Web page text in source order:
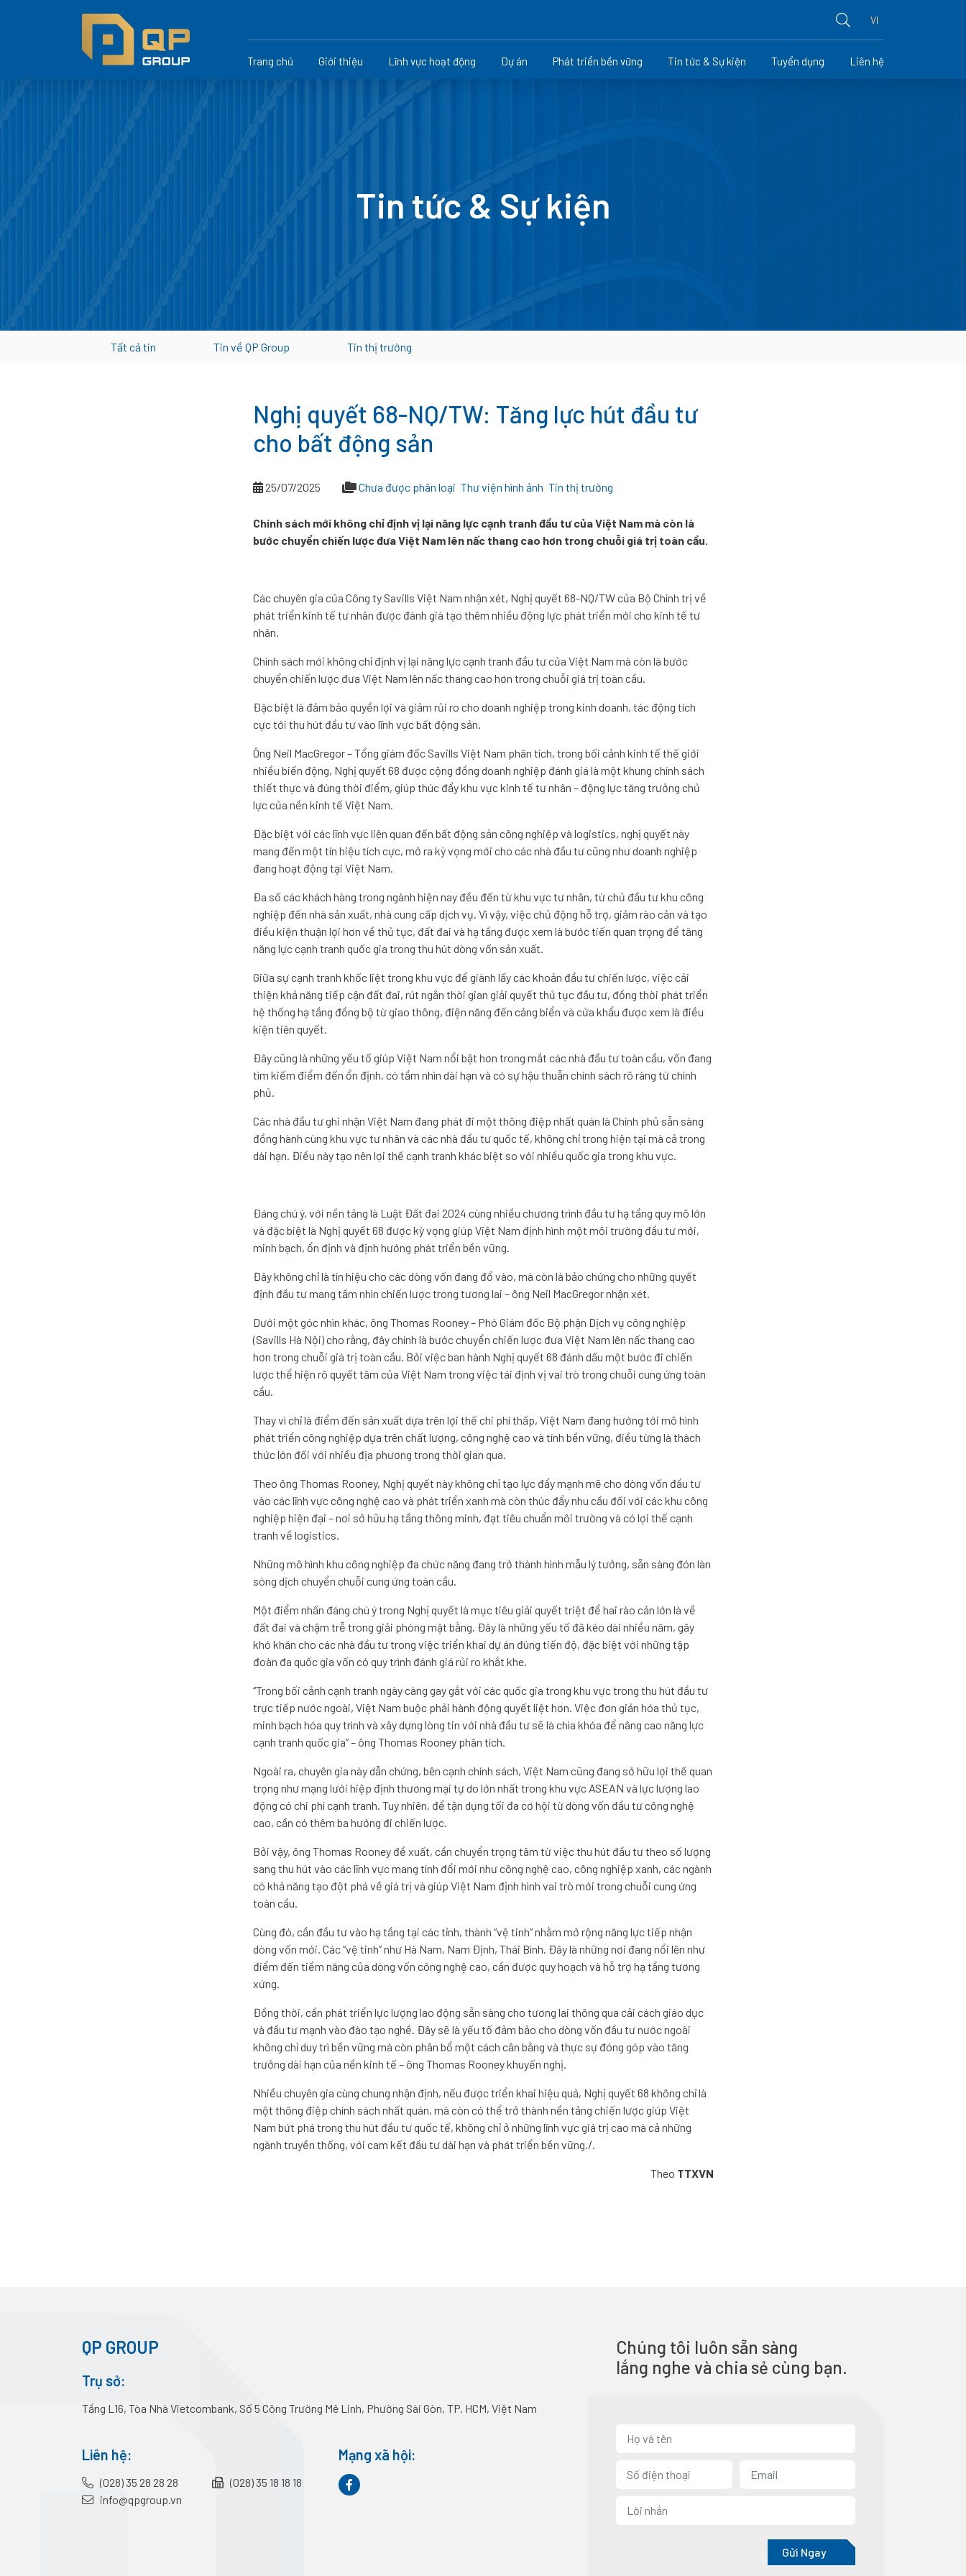
VI
Trang chủ Giới thiệu Lĩnh vực hoạt động Dự án Phát triển bền vững Tin tức & Sự kiện Tuyển dụng Liên hệ
Tin tức & Sự kiện
Tất cả tin Tin về QP Group Tin thị trường
Nghị quyết 68-NQ/TW: Tăng lực hút đầu tư
cho bất động sản
25/07/2025 Chưa được phân loại Thư viện hình ảnh Tin thị trường
Chính sách mới không chỉ định vị lại năng lực cạnh tranh đầu tư của Việt Nam mà còn là
bước chuyển chiến lược đưa Việt Nam lên nấc thang cao hơn trong chuỗi giá trị toàn cầu.
Các chuyên gia của Công ty Savills Việt Nam nhận xét, Nghị quyết 68-NQ/TW của Bộ Chính trị về
phát triển kinh tế tư nhân được đánh giá tạo thêm nhiều động lực phát triển mới cho kinh tế tư
nhân.
Chính sách mới không chỉ định vị lại năng lực cạnh tranh đầu tư của Việt Nam mà còn là bước
chuyển chiến lược đưa Việt Nam lên nấc thang cao hơn trong chuỗi giá trị toàn cầu.
Đặc biệt là đảm bảo quyền lợi và giảm rủi ro cho doanh nghiệp trong kinh doanh, tác động tích
cực tới thu hút đầu tư vào lĩnh vực bất động sản.
Ông Neil MacGregor – Tổng giám đốc Savills Việt Nam phân tích, trong bối cảnh kinh tế thế giới
nhiều biến động, Nghị quyết 68 được cộng đồng doanh nghiệp đánh giá là một khung chính sách
thiết thực và đúng thời điểm, giúp thúc đẩy khu vực kinh tế tư nhân – động lực tăng trưởng chủ
lực của nền kinh tế Việt Nam.
Đặc biệt với các lĩnh vực liên quan đến bất động sản công nghiệp và logistics, nghị quyết này
mang đến một tín hiệu tích cực, mở ra kỳ vọng mới cho các nhà đầu tư cũng như doanh nghiệp
đang hoạt động tại Việt Nam.
Đa số các khách hàng trong ngành hiện nay đều đến từ khu vực tư nhân, từ chủ đầu tư khu công
nghiệp đến nhà sản xuất, nhà cung cấp dịch vụ. Vì vậy, việc chủ động hỗ trợ, giảm rào cản và tạo
điều kiện thuận lợi hơn về thủ tục, đất đai và hạ tầng được xem là bước tiến quan trọng để tăng
năng lực cạnh tranh quốc gia trong thu hút dòng vốn sản xuất.
Giữa sự cạnh tranh khốc liệt trong khu vực để giành lấy các khoản đầu tư chiến lược, việc cải
thiện khả năng tiếp cận đất đai, rút ngắn thời gian giải quyết thủ tục đầu tư, đồng thời phát triển
hệ thống hạ tầng đồng bộ từ giao thông, điện năng đến cảng biển và cửa khẩu được xem là điều
kiện tiên quyết.
Đây cũng là những yếu tố giúp Việt Nam nổi bật hơn trong mắt các nhà đầu tư toàn cầu, vốn đang
tìm kiếm điểm đến ổn định, có tầm nhìn dài hạn và có sự hậu thuẫn chính sách rõ ràng từ chính
phủ.
Các nhà đầu tư ghi nhận Việt Nam đang phát đi một thông điệp nhất quán là Chính phủ sẵn sàng
đồng hành cùng khu vực tư nhân và các nhà đầu tư quốc tế, không chỉ trong hiện tại mà cả trong
dài hạn. Điều này tạo nên lợi thế cạnh tranh khác biệt so với nhiều quốc gia trong khu vực.
Đáng chú ý, với nền tảng là Luật Đất đai 2024 cùng nhiều chương trình đầu tư hạ tầng quy mô lớn
và đặc biệt là Nghị quyết 68 được kỳ vọng giúp Việt Nam định hình một môi trường đầu tư mới,
minh bạch, ổn định và định hướng phát triển bền vững.
Đây không chỉ là tín hiệu cho các dòng vốn đang đổ vào, mà còn là bảo chứng cho những quyết
định đầu tư mang tầm nhìn chiến lược trong tương lai – ông Neil MacGregor nhận xét.
Dưới một góc nhìn khác, ông Thomas Rooney – Phó Giám đốc Bộ phận Dịch vụ công nghiệp
(Savills Hà Nội) cho rằng, đây chính là bước chuyển chiến lược đưa Việt Nam lên nấc thang cao
hơn trong chuỗi giá trị toàn cầu. Bởi việc ban hành Nghị quyết 68 đánh dấu một bước đi chiến
lược thể hiện rõ quyết tâm của Việt Nam trong việc tái định vị vai trò trong chuỗi cung ứng toàn
cầu.
Thay vì chỉ là điểm đến sản xuất dựa trên lợi thế chi phí thấp, Việt Nam đang hướng tới mô hình
phát triển công nghiệp dựa trên chất lượng, công nghệ cao và tính bền vững, điều từng là thách
thức lớn đối với nhiều địa phương trong thời gian qua.
Theo ông Thomas Rooney, Nghị quyết này không chỉ tạo lực đẩy mạnh mẽ cho dòng vốn đầu tư
vào các lĩnh vực công nghệ cao và phát triển xanh mà còn thúc đẩy nhu cầu đối với các khu công
nghiệp hiện đại – nơi sở hữu hạ tầng thông minh, đạt tiêu chuẩn môi trường và có lợi thế cạnh
tranh về logistics.
Những mô hình khu công nghiệp đa chức năng đang trở thành hình mẫu lý tưởng, sẵn sàng đón làn
sóng dịch chuyển chuỗi cung ứng toàn cầu.
Một điểm nhấn đáng chú ý trong Nghị quyết là mục tiêu giải quyết triệt để hai rào cản lớn là về
đất đai và chậm trễ trong giải phóng mặt bằng. Đây là những yếu tố đã kéo dài nhiều năm, gây
khó khăn cho các nhà đầu tư trong việc triển khai dự án đúng tiến độ, đặc biệt với những tập
đoàn đa quốc gia vốn có quy trình đánh giá rủi ro khắt khe.
“Trong bối cảnh cạnh tranh ngày càng gay gắt với các quốc gia trong khu vực trong thu hút đầu tư
trực tiếp nước ngoài, Việt Nam buộc phải hành động quyết liệt hơn. Việc đơn giản hóa thủ tục,
minh bạch hóa quy trình và xây dựng lòng tin với nhà đầu tư sẽ là chìa khóa để nâng cao năng lực
cạnh tranh quốc gia” – ông Thomas Rooney phân tích.
Ngoài ra, chuyên gia này dẫn chứng, bên cạnh chính sách, Việt Nam cũng đang sở hữu lợi thế quan
trọng như mạng lưới hiệp định thương mại tự do lớn nhất trong khu vực ASEAN và lực lượng lao
động có chi phí cạnh tranh. Tuy nhiên, để tận dụng tối đa cơ hội từ dòng vốn đầu tư công nghệ
cao, cần có thêm ba hướng đi chiến lược.
Bởi vậy, ông Thomas Rooney đề xuất, cần chuyển trọng tâm từ việc thu hút đầu tư theo số lượng
sang thu hút vào các lĩnh vực mang tính đổi mới như công nghệ cao, công nghiệp xanh, các ngành
có khả năng tạo đột phá về giá trị và giúp Việt Nam định hình vai trò mới trong chuỗi cung ứng
toàn cầu.
Cùng đó, cần đầu tư vào hạ tầng tại các tỉnh, thành “vệ tinh” nhằm mở rộng năng lực tiếp nhận
dòng vốn mới. Các “vệ tinh” như Hà Nam, Nam Định, Thái Bình. Đây là những nơi đang nổi lên như
điểm đến tiềm năng của dòng vốn công nghệ cao, cần được quy hoạch và hỗ trợ hạ tầng tương
xứng.
Đồng thời, cần phát triển lực lượng lao động sẵn sàng cho tương lai thông qua cải cách giáo dục
và đầu tư mạnh vào đào tạo nghề. Đây sẽ là yếu tố đảm bảo cho dòng vốn đầu tư nước ngoài
không chỉ duy trì bền vững mà còn phân bổ một cách cân bằng và thực sự đóng góp vào tăng
trưởng dài hạn của nền kinh tế – ông Thomas Rooney khuyến nghị.
Nhiều chuyên gia cùng chung nhận định, nếu được triển khai hiệu quả, Nghị quyết 68 không chỉ là
một thông điệp chính sách nhất quán, mà còn có thể trở thành nền tảng chiến lược giúp Việt
Nam bứt phá trong thu hút đầu tư quốc tế, không chỉ ở những lĩnh vực giá trị cao mà cả những
ngành truyền thống, với cam kết đầu tư dài hạn và phát triển bền vững./.
Theo TTXVN
QP GROUP
Trụ sở:
Tầng L16, Tòa Nhà Vietcombank, Số 5 Công Trường Mê Linh, Phường Sài Gòn, TP. HCM, Việt Nam
Liên hệ:
(028) 35 28 28 28
(028) 35 18 18 18
info@qpgroup.vn
Mạng xã hội:
Chúng tôi luôn sẵn sàng
lắng nghe và chia sẻ cùng bạn.